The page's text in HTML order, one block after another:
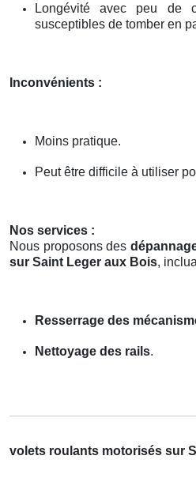
Longévité avec peu de
susceptibles de tomber en
Inconvénients :
Moins pratique.
Peut être difficile à utiliser
Nos services :
Nous proposons des
sur Saint Leger aux Bois,
Resserrage des
Nettoyage des rails.
volets roulants motorisés sur